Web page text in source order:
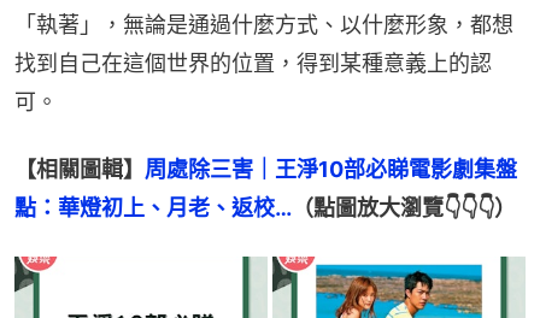
「執著」，無論是通過什麼方式、以什麼形象，都想
找到自己在這個世界的位置，得到某種意義上的認
可。
【相關圖輯】 周處除三害｜王淨10部必睇電影劇集盤
點：華燈初上、月老、返校… （點圖放大瀏覽👇👇👇）